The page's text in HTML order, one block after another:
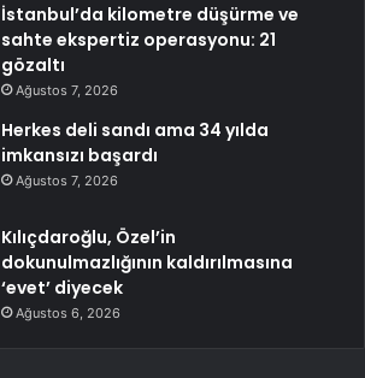
İstanbul’da kilometre düşürme ve
sahte ekspertiz operasyonu: 21
gözaltı
Ağustos 7, 2026
Herkes deli sandı ama 34 yılda
imkansızı başardı
Ağustos 7, 2026
Kılıçdaroğlu, Özel’in
dokunulmazlığının kaldırılmasına
‘evet’ diyecek
Ağustos 6, 2026